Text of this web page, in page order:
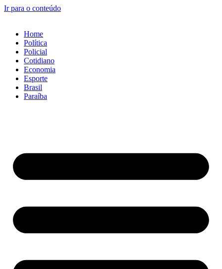
Ir para o conteúdo
Home
Política
Policial
Cotidiano
Economia
Esporte
Brasil
Paraíba